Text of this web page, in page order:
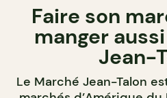
Faire son
manger
Jean-
Le Marché Jean-Talon